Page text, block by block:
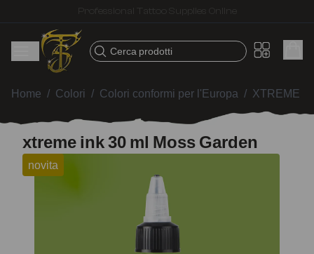
Cerca prodotti
Home / Colori / Colori conformi per l'Europa / XTREME
xtreme ink 30 ml Moss Garden
novita